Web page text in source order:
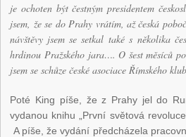
je ochoten být čestným presidentem
jsem, že se do Prahy vrátím, až česká
návštěvy jsem se setkal také s několika
hrdinou Pražského jara…. O šest měsíců
jsem se schůze české asociace Římského
Poté King píše, že z Prahy jel do
vydanou knihu „První světová
A píše, že vydání předcházela